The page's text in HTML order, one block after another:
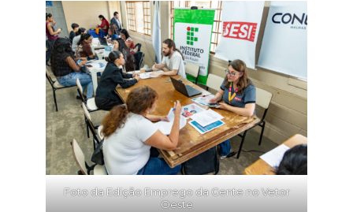
Foto da Edição Emprego da Gente no Vetor
Oeste